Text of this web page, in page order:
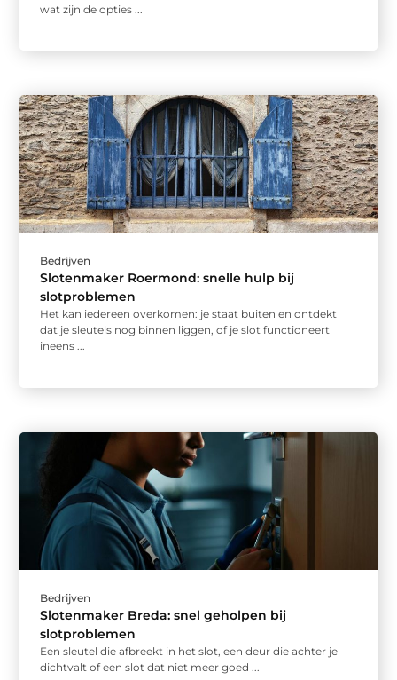
wat zijn de opties ...
Bedrijven
Slotenmaker Roermond: snelle hulp bij
slotproblemen
Het kan iedereen overkomen: je staat buiten en ontdekt
dat je sleutels nog binnen liggen, of je slot functioneert
ineens ...
Bedrijven
Slotenmaker Breda: snel geholpen bij
slotproblemen
Een sleutel die afbreekt in het slot, een deur die achter je
dichtvalt of een slot dat niet meer goed ...